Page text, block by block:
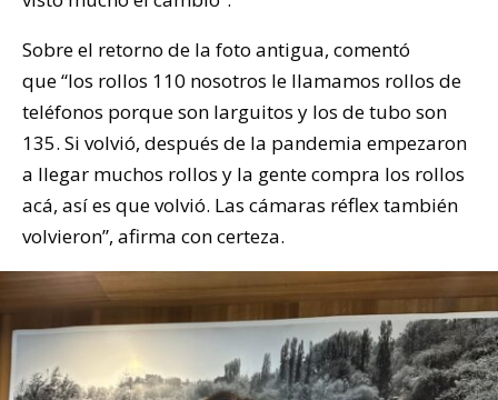
Sobre el retorno de la foto antigua, comentó
que “los rollos 110 nosotros le llamamos rollos de
teléfonos porque son larguitos y los de tubo son
135. Si volvió, después de la pandemia empezaron
a llegar muchos rollos y la gente compra los rollos
acá, así es que volvió. Las cámaras réflex también
volvieron”, afirma con certeza.